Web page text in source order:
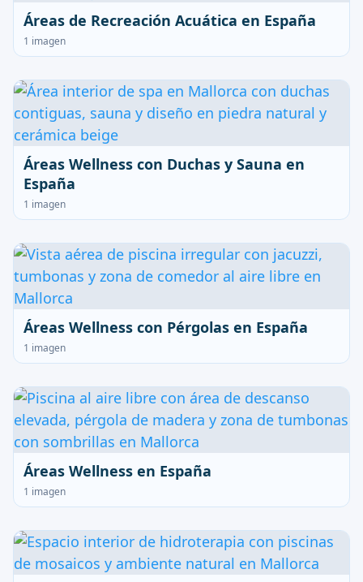
Áreas de Recreación Acuática en España
1 imagen
Áreas Wellness con Duchas y Sauna en
España
1 imagen
Áreas Wellness con Pérgolas en España
1 imagen
Áreas Wellness en España
1 imagen